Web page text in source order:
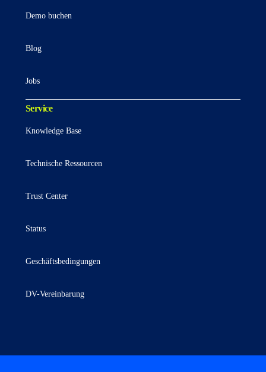
Demo buchen
Blog
Jobs
Service
Knowledge Base
Technische Ressourcen
Trust Center
Status
Geschäftsbedingungen
DV-Vereinbarung